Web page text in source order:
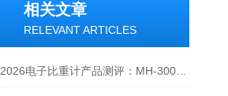
相关文章
RELEVANT ARTICLES